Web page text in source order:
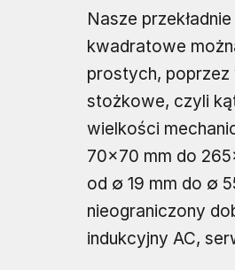
Nasze
kwadratowe
prostych,
stożkowe, czyli
wielkości
70×70 mm do
od ∅ 19 mm do ∅
nieograniczony
indukcyjny AC,